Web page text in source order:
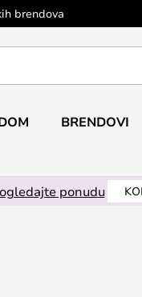
brendova
BRENDOVI
ponudu